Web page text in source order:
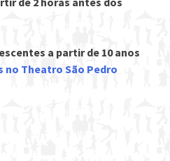
a partir de 10 anos
no Theatro São Pedro